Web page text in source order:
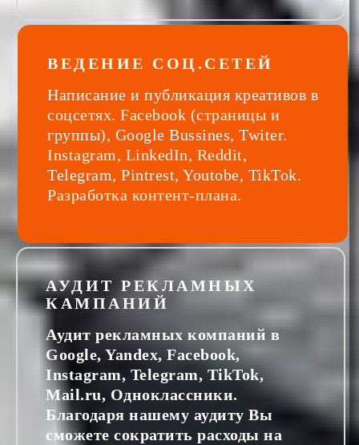
ВЕДЕНИЕ СОЦ.СЕТЕЙ
Написание и публикация креативов в
соцсетях. Facebook (страницы и
группы), Google Bussines, Twiter.
Instagram, LinkedIn, Reddit,
Telegram, Pintrest, Youtobe, TikTok.
Разработка контент-плана.
АУДИТ РЕКЛАМНЫХ
КАМПАНИЙ
Аудит рекламных компаний в
Google, Yandex, Facebook,
Instagram, Telegram, TikTok,
Mail.ru, Одноклассники.
Благодаря нашему аудиту Вы
сможете сократить расходы на